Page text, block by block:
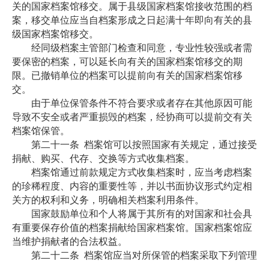
关的国家档案馆移交。属于县级国家档案馆接收范围的档
案，移交单位应当自档案形成之日起满十年即向有关的县
级国家档案馆移交。
经同级档案主管部门检查和同意，专业性较强或者需
要保密的档案，可以延长向有关的国家档案馆移交的期
限。已撤销单位的档案可以提前向有关的国家档案馆移
交。
由于单位保管条件不符合要求或者存在其他原因可能
导致不安全或者严重损毁的档案，经协商可以提前交有关
档案馆保管。
第二十一条 档案馆可以按照国家有关规定，通过接受
捐献、购买、代存、交换等方式收集档案。
档案馆通过前款规定方式收集档案时，应当考虑档案
的珍稀程度、内容的重要性等，并以书面协议形式约定相
关方的权利和义务，明确相关档案利用条件。
国家鼓励单位和个人将属于其所有的对国家和社会具
有重要保存价值的档案捐献给国家档案馆。国家档案馆应
当维护捐献者的合法权益。
第二十二条 档案馆应当对所保管的档案采取下列管理